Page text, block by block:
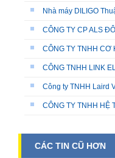
Nhà máy DILIGO
CÔNG TY CP ALS
CÔNG TY TNHH CƠ
CÔNG TNHH LINK
Công ty TNHH Laird
CÔNG TY TNHH HỆ
CÁC TIN CŨ HƠN